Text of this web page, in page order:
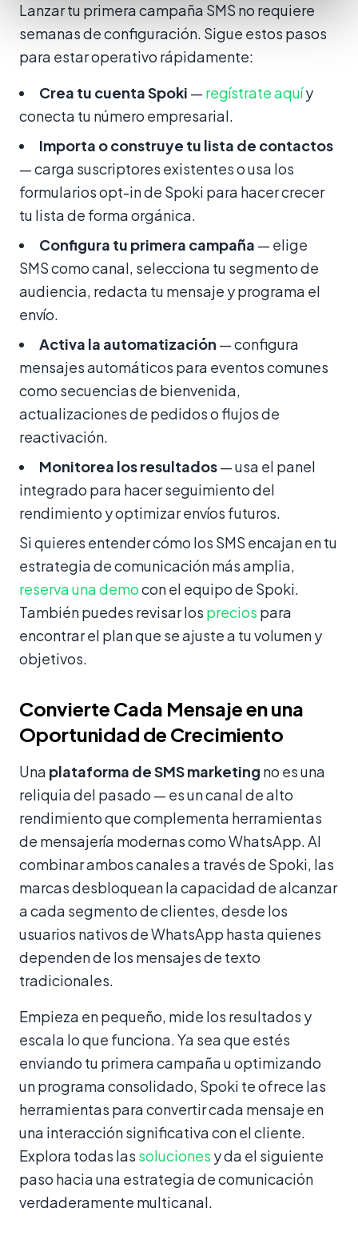
Lanzar tu primera campaña SMS no requiere
semanas de configuración. Sigue estos pasos
para estar operativo rápidamente:
Crea tu cuenta Spoki — regístrate aquíy
conecta tu número empresarial.
Importa o construye tu lista de contactos
— carga suscriptores existentes o usa los
formularios opt-in de Spoki para hacer crecer
tu lista de forma orgánica.
Configura tu primera campaña — elige
SMS como canal, selecciona tu segmento de
audiencia, redacta tu mensaje y programa el
envío.
Activa la automatización — configura
mensajes automáticos para eventos comunes
como secuencias de bienvenida,
actualizaciones de pedidos o flujos de
reactivación.
Monitorea los resultados— usa el panel
integrado para hacer seguimiento del
rendimiento y optimizar envíos futuros.
Si quieres entender cómo los SMS encajan en tu
estrategia de comunicación más amplia,
reserva una democon el equipo de Spoki.
También puedes revisar los precios para
encontrar el plan que se ajuste a tu volumen y
objetivos.
Convierte Cada Mensaje en una
Oportunidad de Crecimiento
Una plataforma de SMS marketing no es una
reliquia del pasado — es un canal de alto
rendimiento que complementa herramientas
de mensajería modernas como WhatsApp. Al
combinar ambos canales a través de Spoki, las
marcas desbloquean la capacidad de alcanzar
a cada segmento de clientes, desde los
usuarios nativos de WhatsApp hasta quienes
dependen de los mensajes de texto
tradicionales.
Empieza en pequeño, mide los resultados y
escala lo que funciona. Ya sea que estés
enviando tu primera campaña u optimizando
un programa consolidado, Spoki te ofrece las
herramientas para convertir cada mensaje en
una interacción significativa con el cliente.
Explora todas las soluciones y da el siguiente
paso hacia una estrategia de comunicación
verdaderamente multicanal.